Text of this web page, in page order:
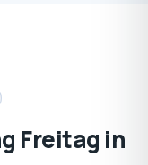
Freitag in